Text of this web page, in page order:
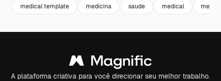
medical template medicina saude medical medico
A plataforma criativa para você direcionar seu melhor trabalho.